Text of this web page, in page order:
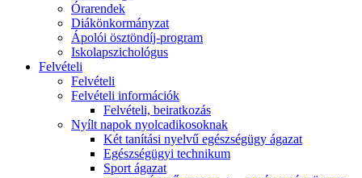
Órarendek
Diákönkormányzat
Ápolói ösztöndíj-program
Iskolapszichológus
Felvételi
Felvételi
Felvételi információk
Felvételi, beiratkozás
Nyílt napok nyolcadikosoknak
Két tanítási nyelvű egészségügy ágazat
Egészségügyi technikum
Sport ágazat